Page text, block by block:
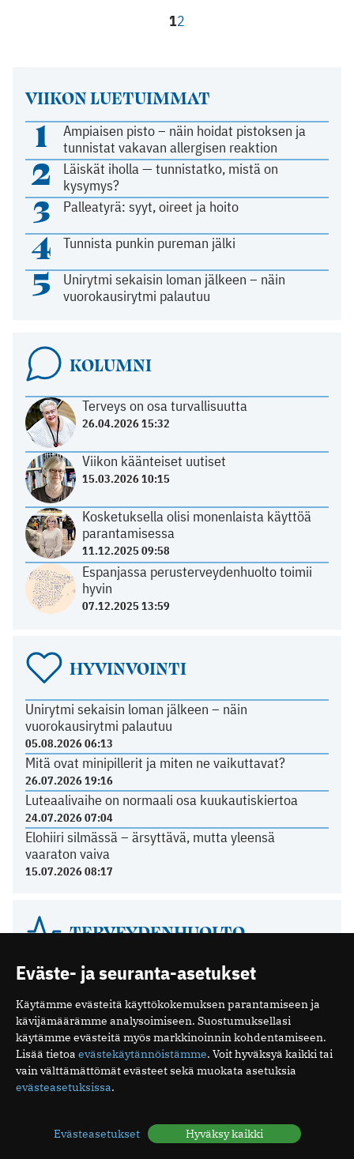
12
VIIKON LUETUIMMAT
1
Ampiaisen pisto – näin hoidat pistoksen ja
tunnistat vakavan allergisen reaktion
2
Läiskät iholla — tunnistatko, mistä on
kysymys?
3 Palleatyrä: syyt, oireet ja hoito
4 Tunnista punkin pureman jälki
5
Unirytmi sekaisin loman jälkeen – näin
vuorokausirytmi palautuu
KOLUMNI
Terveys on osa turvallisuutta
26.04.2026 15:32
Viikon käänteiset uutiset
15.03.2026 10:15
Kosketuksella olisi monenlaista käyttöä
parantamisessa
11.12.2025 09:58
Espanjassa perusterveydenhuolto toimii
hyvin
07.12.2025 13:59
HYVINVOINTI
Unirytmi sekaisin loman jälkeen – näin
vuorokausirytmi palautuu
05.08.2026 06:13
Mitä ovat minipillerit ja miten ne vaikuttavat?
26.07.2026 19:16
Luteaalivaihe on normaali osa kuukautiskiertoa
24.07.2026 07:04
Elohiiri silmässä – ärsyttävä, mutta yleensä
vaaraton vaiva
15.07.2026 08:17
TERVEYDENHUOLTO
Yli 80 prosenttia sähköpotkulautailun aiheuttamista
aivovammoista sattui humalassa
03.07.2026 10:39
Näiden oireiden vuoksi suomalaiset menevät
lääkäriin
04.05.2026 08:52
Suomalaisen tehohoidon tulokset ovat hyviä
07.12.2025 13:59
Eväste- ja seuranta-asetukset
Käytämme evästeitä käyttökokemuksen parantamiseen ja
kävijämäärämme analysoimiseen. Suostumuksellasi
käytämme evästeitä myös markkinoinnin kohdentamiseen.
Lisää tietoa evästekäytännöistämme. Voit hyväksyä kaikki tai
vain välttämättömät evästeet sekä muokata asetuksia
evästeasetuksissa.
Evästeasetukset Hyväksy kaikki